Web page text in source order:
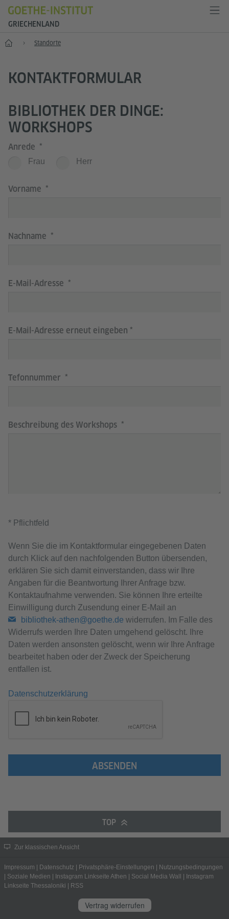
GRIECHENLAND
Start Standorte
KONTAKTFORMULAR
BIBLIOTHEK DER DINGE:
WORKSHOPS
Anrede
Frau Herr
Vorname
Nachname
E-Mail-Adresse
E-Mail-Adresse erneut eingeben
Tefonnummer
Beschreibung des Workshops
* Pflichtfeld
Wenn Sie die im Kontaktformular eingegebenen Daten
durch Klick auf den nachfolgenden Button übersenden,
erklären Sie sich damit einverstanden, dass wir Ihre
Angaben für die Beantwortung Ihrer Anfrage bzw.
Kontaktaufnahme verwenden. Sie können Ihre erteilte
Einwilligung durch Zusendung einer E-Mail an
bibliothek-athen@goethe.de widerrufen. Im Falle des
Widerrufs werden Ihre Daten umgehend gelöscht. Ihre
Daten werden ansonsten gelöscht, wenn wir Ihre Anfrage
bearbeitet haben oder der Zweck der Speicherung
entfallen ist.
Datenschutzerklärung
ABSENDEN
TOP
Zur klassischen Ansicht
Impressum | Datenschutz | Privatsphäre-Einstellungen | Nutzungsbedingungen
| Soziale Medien | Instagram Linkseite Athen | Social Media Wall | Instagram
Linkseite Thessaloniki | RSS
Vertrag widerrufen